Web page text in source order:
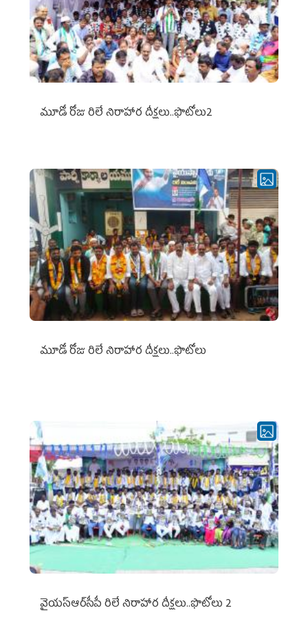
మూడో రోజు రిలే నిరాహార దీక్షలు..ఫొటోలు2
మూడో రోజు రిలే నిరాహార దీక్షలు..ఫొటోలు
వైయ‌స్ఆర్‌సీపీ రిలే నిరాహార దీక్షలు..ఫొటోలు 2